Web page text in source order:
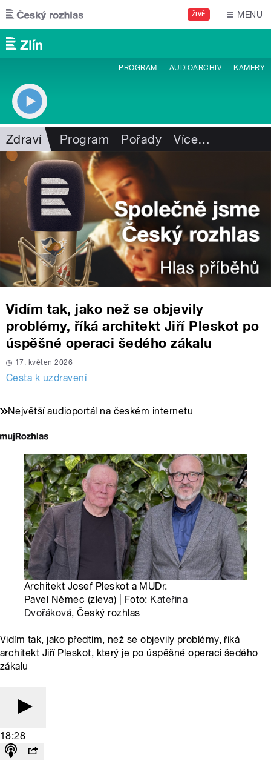
Přejít k hlavnímu obsahu
ŽIVĚ MENU
PROGRAM AUDIOARCHIV KAMERY
Zdraví Program Pořady Více…
Vidím tak, jako než se objevily
problémy, říká architekt Jiří Pleskot po
úspěšné operaci šedého zákalu
17. květen 2026
Cesta k uzdravení
Největší audioportál na českém internetu
Architekt Josef Pleskot a MUDr.
Pavel Němec (zleva) | Foto: Kateřina
Dvořáková, Český rozhlas
Vidím tak, jako předtím, než se objevily problémy, říká
architekt Jiří Pleskot, který je po úspěšné operaci šedého
zákalu
18:28